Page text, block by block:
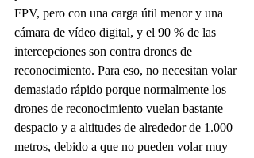
FPV, pero con una carga útil menor y una
cámara de vídeo digital, y el 90 % de las
intercepciones son contra drones de
reconocimiento. Para eso, no necesitan volar
demasiado rápido porque normalmente los
drones de reconocimiento vuelan bastante
despacio y a altitudes de alrededor de 1.000
metros, debido a que no pueden volar muy